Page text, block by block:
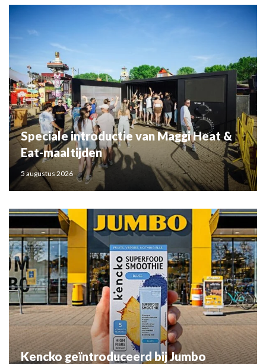
Speciale introductie van Maggi Heat &
Eat-maaltijden
5 augustus 2026
Kencko geïntroduceerd bij Jumbo